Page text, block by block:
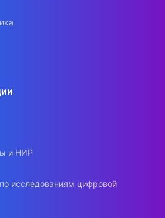
и НИР
исследованиям цифровой